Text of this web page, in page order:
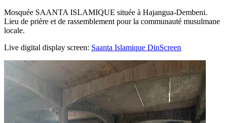
Mosquée SAANTA ISLAMIQUE située à Hajangua-Dembeni.
Lieu de prière et de rassemblement pour la communauté musulmane
locale.
Live digital display screen: Saanta Islamique DinScreen